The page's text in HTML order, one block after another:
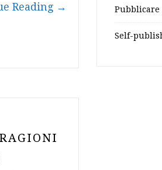
Reading →
Self-